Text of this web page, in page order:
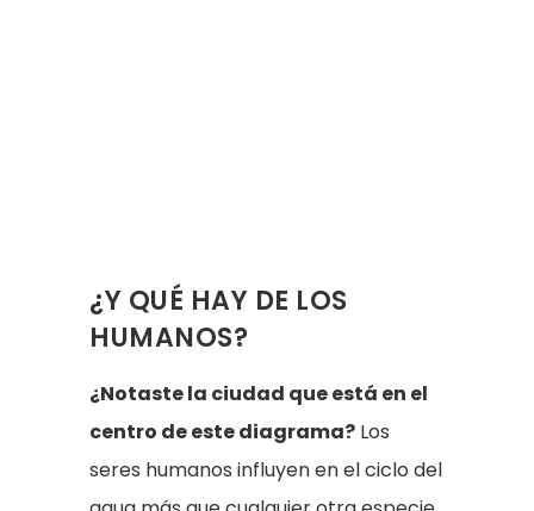
¿Y QUÉ HAY DE LOS
HUMANOS?
¿Notaste la ciudad que está en el
centro de este diagrama? Los
seres humanos influyen en el ciclo del